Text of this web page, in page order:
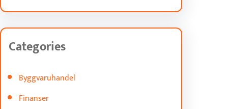
Categories
Byggvaruhandel
Finanser